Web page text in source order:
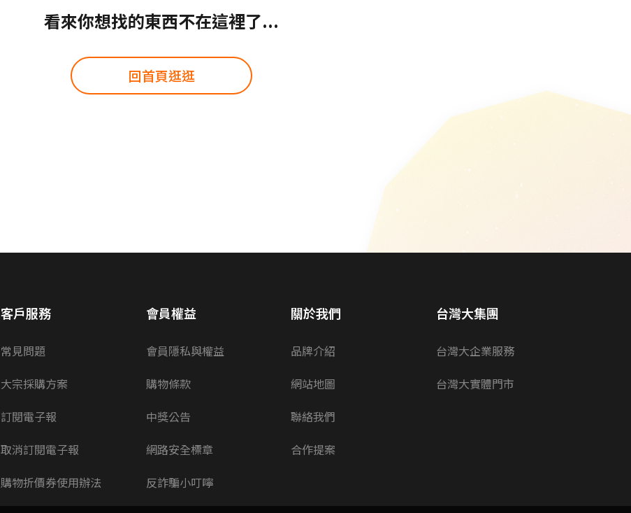
看來你想找的東西不在這裡了...
回首頁逛逛
客戶服務
常見問題
大宗採購方案
訂閱電子報
取消訂閱電子報
購物折價券使用辦法
會員權益
會員隱私與權益
購物條款
中獎公告
網路安全標章
反詐騙小叮嚀
關於我們
品牌介紹
網站地圖
聯絡我們
合作提案
台灣大集團
台灣大企業服務
台灣大實體門市